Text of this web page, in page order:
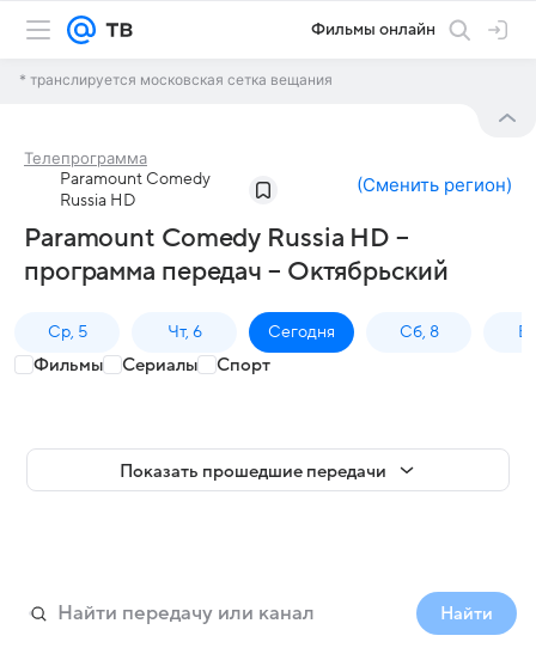
Фильмы онлайн
* транслируется московская сетка вещания
Телепрограмма
Paramount Comedy
Russia HD
(Сменить регион)
Paramount Comedy Russia HD –
программа передач – Октябрьский
Ср, 5 Чт, 6 Сегодня Сб, 8
Фильмы Сериалы Спорт
Показать прошедшие передачи
Найти